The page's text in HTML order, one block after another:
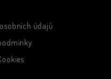
údajů